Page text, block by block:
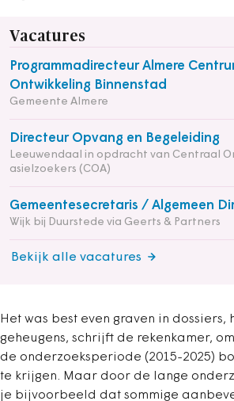
Vacatures
Programmadirecteur Almere
Ontwikkeling Binnenstad
Gemeente Almere
Directeur Opvang en Begeleiding
Leeuwendaal in opdracht van Centraal
asielzoekers (COA)
Gemeentesecretaris / Algemeen
Wijk bij Duurstede via Geerts & Partners
Bekijk alle vacatures
Het was best even graven in dossiers,
geheugens, schrijft de rekenkamer,
de onderzoeksperiode (2015-2025)
te krijgen. Maar door de lange
je bijvoorbeeld dat sommige